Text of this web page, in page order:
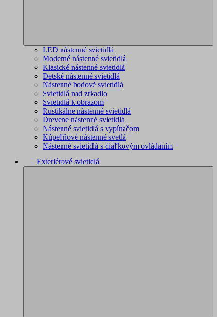
LED nástenné svietidlá
Moderné nástenné svietidlá
Klasické nástenné svietidlá
Detské nástenné svietidlá
Nástenné bodové svietidlá
Svietidlá nad zrkadlo
Svietidlá k obrazom
Rustikálne nástenné svietidlá
Drevené nástenné svietidlá
Nástenné svietidlá s vypínačom
Kúpeľňové nástenné svetlá
Nástenné svietidlá s diaľkovým ovládaním
Exteriérové svietidlá